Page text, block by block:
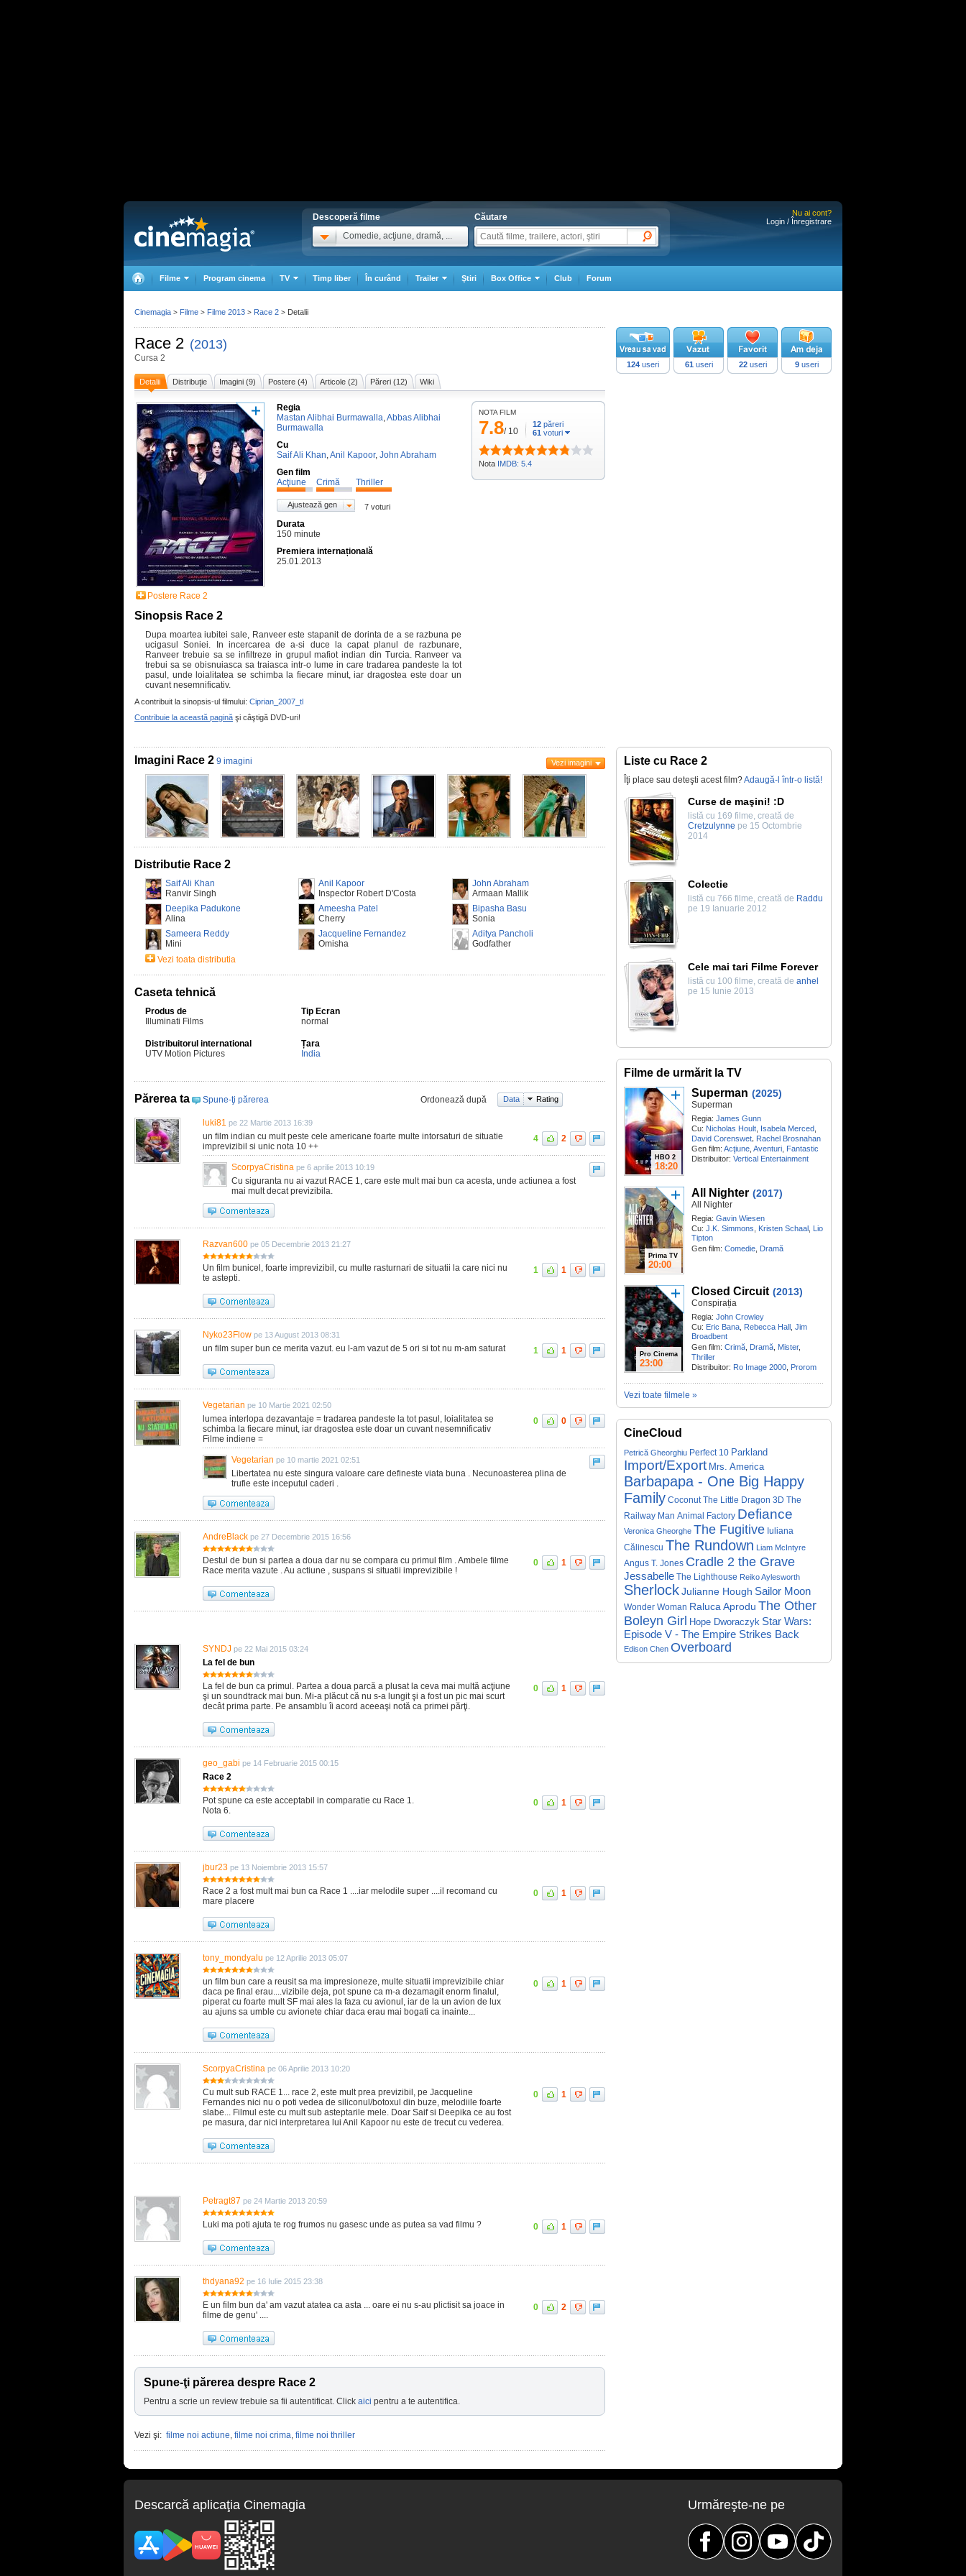
Descoperă filme
Comedie, acţiune, dramă, ...
Căutare
Nu ai cont?
Login / Înregistrare
Filme Program cinema TV Timp liber În curând Trailer Ştiri Box Office Club Forum
Race 2 (2013)
Cursa 2
Detalii Distribuţie Imagini (9) Postere (4) Articole (2) Păreri (12) Wiki
Postere Race 2
Regia
Mastan Alibhai Burmawalla,Abbas Alibhai
Burmawalla
Cu
Saif Ali Khan,Anil Kapoor, John Abraham
Gen film
Acţiune
Crimă Thriller
Ajustează gen 7 voturi
Durata
150 minute
Premiera internațională
25.01.2013
Sinopsis Race 2
Dupa moartea iubitei sale, Ranveer este stapanit de dorinta de a se razbuna pe
ucigasul Soniei. In incercarea de a-si duce la capat planul de razbunare,
Ranveer trebuie sa se infiltreze in grupul mafiot indian din Turcia. Ranveer va
trebui sa se obisnuiasca sa traiasca intr-o lume in care tradarea pandeste la tot
pasul, unde loialitatea se schimba la fiecare minut, iar dragostea este doar un
cuvant nesemnificativ.
A contribuit la sinopsis-ul filmului: Ciprian_2007_tl
Contribuie la această pagină şi câştigă DVD-uri!
NOTA FILM
7.8/ 10
12 păreri
61 voturi
Nota IMDB: 5.4
124 useri 61 useri 22useri 9useri
Imagini Race 2 9 imagini Vezi imagini
Distributie Race 2
Saif Ali Khan
Ranvir Singh
Anil Kapoor
Inspector Robert D'Costa
John Abraham
Armaan Mallik
Deepika Padukone
Alina
Ameesha Patel
Cherry
Bipasha Basu
Sonia
Sameera Reddy
Mini
Jacqueline Fernandez
Omisha
Aditya Pancholi
Godfather
Vezi toata distributia
Caseta tehnică
Produs de
Illuminati Films
Tip Ecran
normal
Distribuitorul international
UTV Motion Pictures
Țara
India
Părerea ta Spune-ţi părerea Ordonează după Data Rating
luki81 pe 22 Martie 2013 16:39
un film indian cu mult peste cele americane foarte multe intorsaturi de situatie
imprevizibil si unic nota 10 ++
4 2
ScorpyaCristina pe 6 aprilie 2013 10:19
Cu siguranta nu ai vazut RACE 1, care este mult mai bun ca acesta, unde actiunea a fost
mai mult decat previzibila.
Razvan600 pe 05 Decembrie 2013 21:27
Un film bunicel, foarte imprevizibil, cu multe rasturnari de situatii la care nici nu
te astepti.
1 1
Nyko23Flow pe 13 August 2013 08:31
un film super bun ce merita vazut. eu l-am vazut de 5 ori si tot nu m-am saturat 1 1
Vegetarian pe 10 Martie 2021 02:50
lumea interlopa dezavantaje = tradarea pandeste la tot pasul, loialitatea se
schimba la fiecare minut, iar dragostea este doar un cuvant nesemnificativ
Filme indiene =
0 0
Vegetarian pe 10 martie 2021 02:51
Libertatea nu este singura valoare care defineste viata buna . Necunoasterea plina de
trufie este inceputul caderi .
AndreBlack pe 27 Decembrie 2015 16:56
Destul de bun si partea a doua dar nu se compara cu primul film . Ambele filme
Race merita vazute . Au actiune , suspans si situatii imprevizibile !
0 1
SYNDJ pe 22 Mai 2015 03:24
La fel de bun
La fel de bun ca primul. Partea a doua parcă a plusat la ceva mai multă acţiune
şi un soundtrack mai bun. Mi-a plăcut că nu s-a lungit şi a fost un pic mai scurt
decât prima parte. Pe ansamblu îi acord aceeaşi notă ca primei părţi.
0 1
geo_gabi pe 14 Februarie 2015 00:15
Race 2
Pot spune ca este acceptabil in comparatie cu Race 1.
Nota 6.
0 1
jbur23 pe 13 Noiembrie 2013 15:57
Race 2 a fost mult mai bun ca Race 1 ....iar melodile super ....il recomand cu
mare placere
0 1
tony_mondyalu pe 12 Aprilie 2013 05:07
un film bun care a reusit sa ma impresioneze, multe situatii imprevizibile chiar
daca pe final erau....vizibile deja, pot spune ca m-a dezamagit enorm finalul,
piperat cu foarte mult SF mai ales la faza cu avionul, iar de la un avion de lux
au ajuns sa umble cu avionete chiar daca erau mai bogati ca inainte...
0 1
ScorpyaCristina pe 06 Aprilie 2013 10:20
Cu mult sub RACE 1... race 2, este mult prea previzibil, pe Jacqueline
Fernandes nici nu o poti vedea de siliconul/botoxul din buze, melodiile foarte
slabe... Filmul este cu mult sub asteptarile mele. Doar Saif si Deepika ce au fost
pe masura, dar nici interpretarea lui Anil Kapoor nu este de trecut cu vederea.
0 1
Petragt87 pe 24 Martie 2013 20:59
Luki ma poti ajuta te rog frumos nu gasesc unde as putea sa vad filmu ? 0 1
thdyana92 pe 16 Iulie 2015 23:38
E un film bun da' am vazut atatea ca asta ... oare ei nu s-au plictisit sa joace in
filme de genu' ....
0 2
Spune-ţi părerea despre Race 2
Pentru a scrie un review trebuie sa fii autentificat. Click aici pentru a te autentifica.
Vezi şi: filme noi actiune, filme noi crima, filme noi thriller
Liste cu Race 2
Îţi place sau deteşti acest film?Adaugă-l într-o listă!
Curse de maşini! :D
listă cu 169 filme, creată de
Cretzulynne pe 15 Octombrie
2014
Colectie
listă cu 766 filme, creată de Raddu
pe 19 Ianuarie 2012
Cele mai tari Filme Forever
listă cu 100 filme, creată de anhel
pe 15 Iunie 2013
Filme de urmărit la TV
HBO 2
18:20
Superman (2025)
Superman
Regia: James Gunn
Cu: Nicholas Hoult Isabela Merced
David Corenswet, Rachel Brosnahan
Gen film: Acţiune Aventuri Fantastic
Distribuitor: Vertical Entertainment
Prima TV
20:00
All Nighter (2017)
All Nighter
Regia: Gavin Wiesen
Cu: J.K. Simmons Kristen Schaal Lio
Tipton
Gen film: Comedie Dramă
Pro Cinema
23:00
Closed Circuit (2013)
Conspirația
Regia: John Crowley
Cu: Eric Bana Rebecca Hall Jim
Broadbent
Gen film: Crimă Dramă Mister,
Thriller
Distribuitor: Ro Image 2000 Prorom
Vezi toate filmele »
CineCloud
Petrică Gheorghiu Perfect 10 Parkland
Import/Export Mrs. America
Barbapapa - One Big Happy
Family Coconut The Little Dragon 3D The
Railway Man Animal Factory Defiance
Veronica Gheorghe The Fugitive Iuliana
Călinescu The Rundown Liam McIntyre
Angus T. Jones Cradle 2 the Grave
Jessabelle The Lighthouse Reiko Aylesworth
SherlockJulianne Hough Sailor Moon
Wonder Woman Raluca Aprodu The Other
Boleyn Girl Hope Dworaczyk Star Wars:
Episode V - The Empire Strikes Back
Edison Chen Overboard
Cinemagia > Filme > Filme 2013 > Race 2 > Detalii
Descarcă aplicaţia Cinemagia Urmăreşte-ne pe